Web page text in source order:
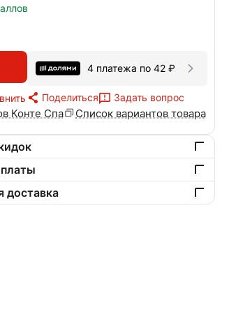
4 платежа по 42 ₽
Поделиться Задать вопрос
Конте Спа Список вариантов товара
доставка